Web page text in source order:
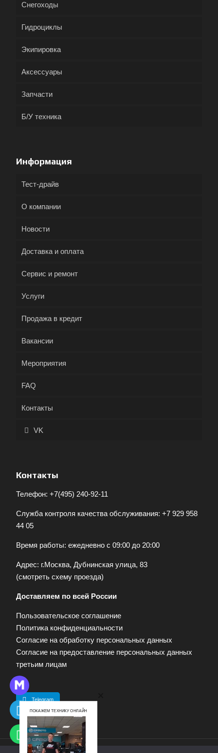
Снегоходы
Гидроциклы
Экипировка
Аксессуары
Запчасти
Б/У техника
Информация
Тест-драйв
О компании
Новости
Доставка и оплата
Сервис и ремонт
Услуги
Продажа в кредит
Вакансии
Мероприятия
FAQ
Контакты
VK
Контакты
Телефон: +7(495) 240-92-11
Служба контроля качества обслуживания: +7 929 958
44 05
Время работы: ежедневно с 09:00 до 20:00
Адрес: г.Москва, Дубнинская улица, 83
(смотреть схему проезда)
Доставляем по всей России
Пользовательское соглашение
Политика конфиденциальности
Согласие на обработку персональных данных
Согласие на предоставление персональных данных
третьим лицам
Telegram
ПОКАЖЕМ ТЕХНИКУ ОНЛАЙН